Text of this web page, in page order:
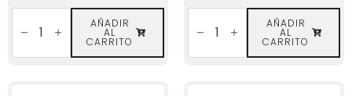
Exfoliante
Corporal
de
Amarillo
AÑADIR
AL
CARRITO
Acondicionador
Orgánico
con
Amarillo
AÑADIR
AL
CARRITO